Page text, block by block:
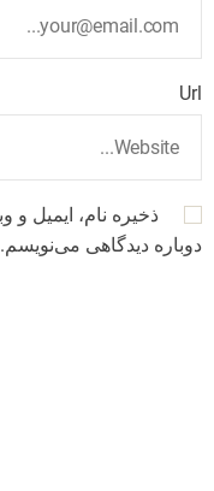
Url
ذخیره نام، ایمیل
دوباره دیدگاهی می‌نویسم.